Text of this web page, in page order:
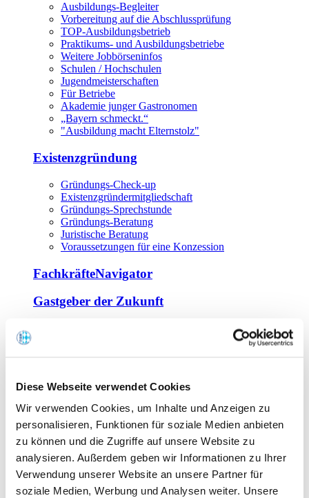
Diese Webseite verwendet Cookies
Wir verwenden Cookies, um Inhalte und Anzeigen zu
personalisieren, Funktionen für soziale Medien anbieten
zu können und die Zugriffe auf unsere Website zu
analysieren. Außerdem geben wir Informationen zu Ihrer
Verwendung unserer Website an unsere Partner für
soziale Medien, Werbung und Analysen weiter. Unsere
Ausbildungs-Begleiter
Vorbereitung auf die Abschlussprüfung
TOP-Ausbildungsbetrieb
Praktikums- und Ausbildungsbetriebe
Weitere Jobbörseninfos
Schulen / Hochschulen
Jugendmeisterschaften
Für Betriebe
Akademie junger Gastronomen
„Bayern schmeckt.“
"Ausbildung macht Elternstolz"
Existenzgründung
Gründungs-Check-up
Existenzgründermitgliedschaft
Gründungs-Sprechstunde
Gründungs-Beratung
Juristische Beratung
Voraussetzungen für eine Konzession
FachkräfteNavigator
Gastgeber der Zukunft
Offene Seminare
Tagen im Palais
Wirte-und Unternehmerbrief
Lernplattform BOUNTI
Partner
Branchennahe Organisationen